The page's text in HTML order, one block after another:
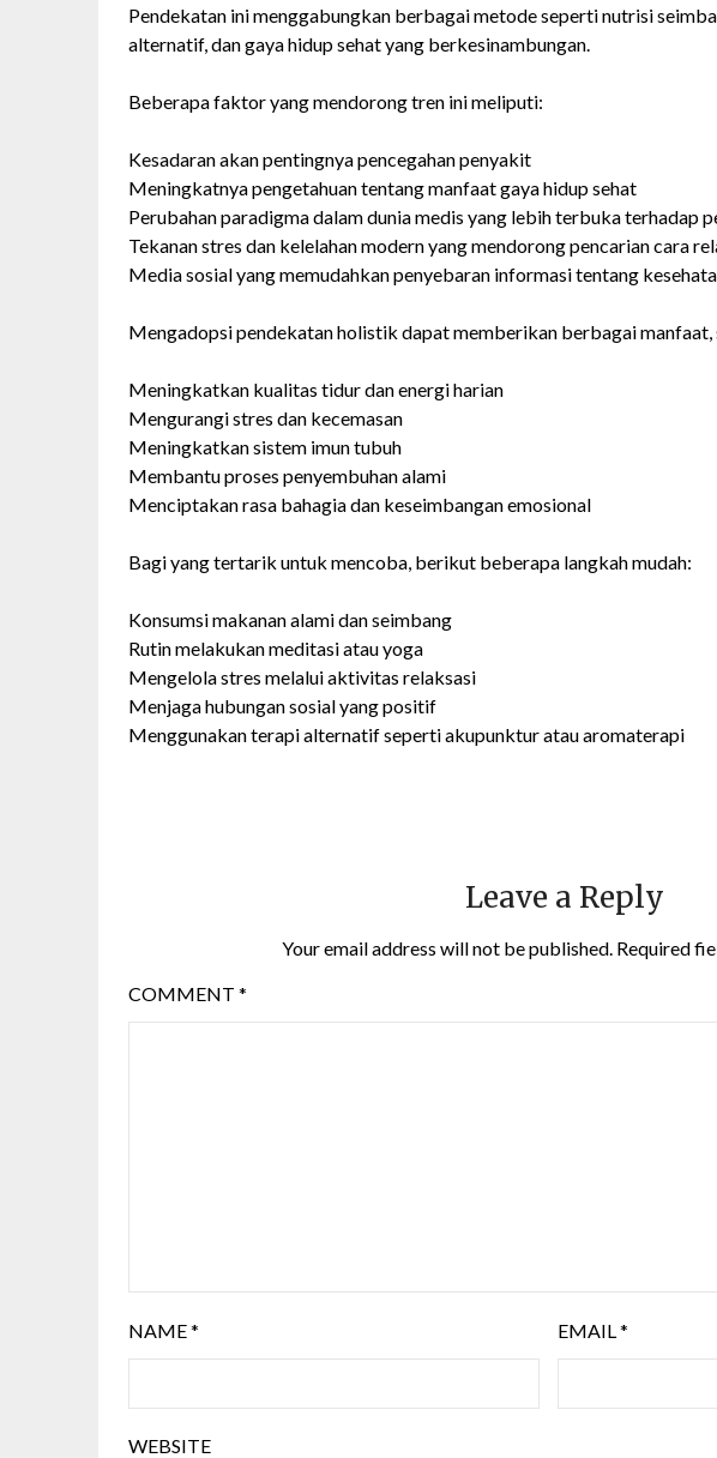
Pendekatan ini menggabungkan berbagai metode seperti nutrisi
alternatif, dan gaya hidup sehat yang berkesinambungan.
Beberapa faktor yang mendorong tren ini meliputi:
Kesadaran akan pentingnya pencegahan penyakit
Meningkatnya pengetahuan tentang manfaat gaya hidup sehat
Perubahan paradigma dalam dunia medis yang lebih terbuka terhadap
Tekanan stres dan kelelahan modern yang mendorong pencarian cara
Media sosial yang memudahkan penyebaran informasi tentang
Mengadopsi pendekatan holistik dapat memberikan berbagai manfaat,
Meningkatkan kualitas tidur dan energi harian
Mengurangi stres dan kecemasan
Meningkatkan sistem imun tubuh
Membantu proses penyembuhan alami
Menciptakan rasa bahagia dan keseimbangan emosional
Bagi yang tertarik untuk mencoba, berikut beberapa langkah mudah:
Konsumsi makanan alami dan seimbang
Rutin melakukan meditasi atau yoga
Mengelola stres melalui aktivitas relaksasi
Menjaga hubungan sosial yang positif
Menggunakan terapi alternatif seperti akupunktur atau aromaterapi
Leave a Reply
Your email address will not be published. Required
COMMENT *
NAME* EMAIL*
WEBSITE